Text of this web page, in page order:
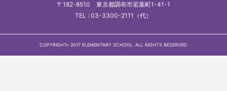
〒182-8510 東京都調布市若葉町1-41-1
TEL : 03-3300-2111（代）
COPYRIGHTc 2017 ELEMENTARY SCHOOL. ALL RIGHTS RESERVED.